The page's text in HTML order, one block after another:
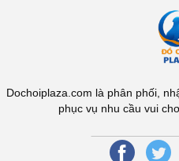
Dochoiplaza.com là phân phối,
phục vụ nhu cầu vui